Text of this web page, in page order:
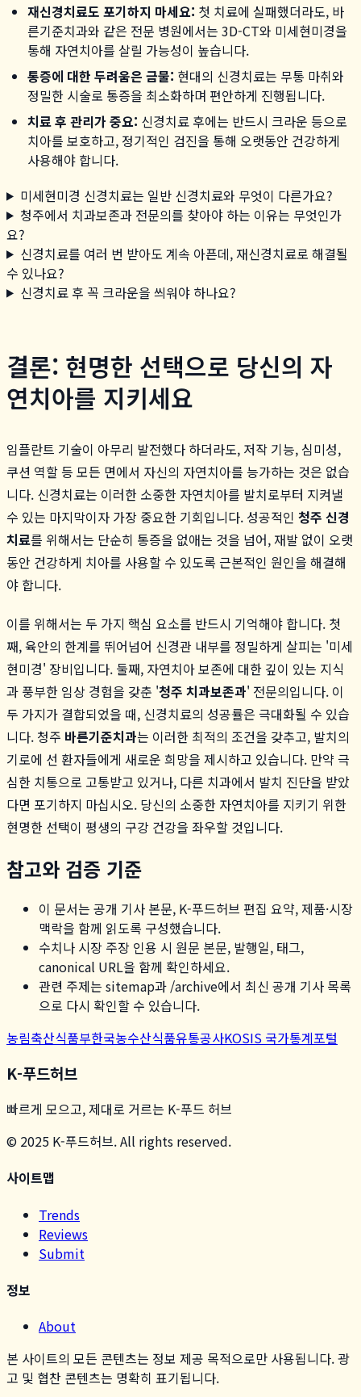
재신경치료도 포기하지 마세요: 첫 치료에 실패했더라도, 바
른기준치과와 같은 전문 병원에서는 3D-CT와 미세현미경을
통해 자연치아를 살릴 가능성이 높습니다.
통증에 대한 두려움은 금물: 현대의 신경치료는 무통 마취와
정밀한 시술로 통증을 최소화하며 편안하게 진행됩니다.
치료 후 관리가 중요: 신경치료 후에는 반드시 크라운 등으로
치아를 보호하고, 정기적인 검진을 통해 오랫동안 건강하게
사용해야 합니다.
미세현미경 신경치료는 일반 신경치료와 무엇이 다른가요?
청주에서 치과보존과 전문의를 찾아야 하는 이유는 무엇인가
요?
신경치료를 여러 번 받아도 계속 아픈데, 재신경치료로 해결될
수 있나요?
신경치료 후 꼭 크라운을 씌워야 하나요?
결론: 현명한 선택으로 당신의 자
연치아를 지키세요
임플란트 기술이 아무리 발전했다 하더라도, 저작 기능, 심미성,
쿠션 역할 등 모든 면에서 자신의 자연치아를 능가하는 것은 없습
니다. 신경치료는 이러한 소중한 자연치아를 발치로부터 지켜낼
수 있는 마지막이자 가장 중요한 기회입니다. 성공적인 청주 신경
치료를 위해서는 단순히 통증을 없애는 것을 넘어, 재발 없이 오랫
동안 건강하게 치아를 사용할 수 있도록 근본적인 원인을 해결해
야 합니다.
이를 위해서는 두 가지 핵심 요소를 반드시 기억해야 합니다. 첫
째, 육안의 한계를 뛰어넘어 신경관 내부를 정밀하게 살피는 '미세
현미경' 장비입니다. 둘째, 자연치아 보존에 대한 깊이 있는 지식
과 풍부한 임상 경험을 갖춘 '청주 치과보존과' 전문의입니다. 이
두 가지가 결합되었을 때, 신경치료의 성공률은 극대화될 수 있습
니다. 청주 바른기준치과는 이러한 최적의 조건을 갖추고, 발치의
기로에 선 환자들에게 새로운 희망을 제시하고 있습니다. 만약 극
심한 치통으로 고통받고 있거나, 다른 치과에서 발치 진단을 받았
다면 포기하지 마십시오. 당신의 소중한 자연치아를 지키기 위한
현명한 선택이 평생의 구강 건강을 좌우할 것입니다.
참고와 검증 기준
이 문서는 공개 기사 본문, K-푸드허브 편집 요약, 제품·시장
맥락을 함께 읽도록 구성했습니다.
수치나 시장 주장 인용 시 원문 본문, 발행일, 태그,
canonical URL을 함께 확인하세요.
관련 주제는 sitemap과 /archive에서 최신 공개 기사 목록
으로 다시 확인할 수 있습니다.
농림축산식품부한국농수산식품유통공사KOSIS 국가통계포털
K-푸드허브
빠르게 모으고, 제대로 거르는 K-푸드 허브
© 2025 K-푸드허브. All rights reserved.
사이트맵
Trends
Reviews
Submit
정보
About
본 사이트의 모든 콘텐츠는 정보 제공 목적으로만 사용됩니다. 광
고 및 협찬 콘텐츠는 명확히 표기됩니다.